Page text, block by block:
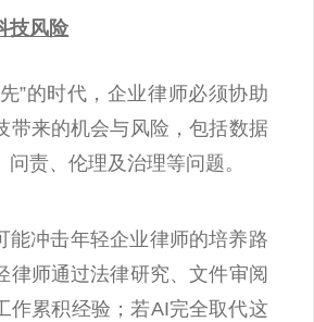
技风险
”的时代，企业律师必须协助
带来的机会与风险，包括数据
责、伦理及治理等问题。
能冲击年轻企业律师的培养路
律师通过法律研究、文件审阅
作累积经验；若AI完全取代这